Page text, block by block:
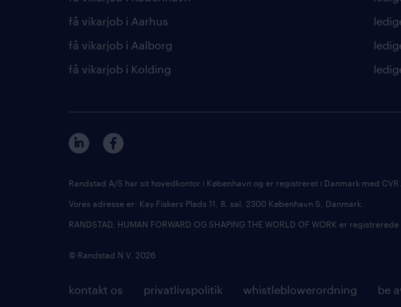
få vikarjob i Aarhus
få vikarjob i Aalborg
få vikarjob i Kolding
kontakt os privatlivspolitik whistleblowerordning be
Randstad A/S har sit hovedkontor i København og er registreret i Danmark med CVR.
Vores adresse er: Kay Fiskers Plads 11, 8. sal, 2300 København S, Danmark.
RANDSTAD, HUMAN FORWARD OG SHAPING THE WORLD OF WORK er
© Randstad N.V. 2026